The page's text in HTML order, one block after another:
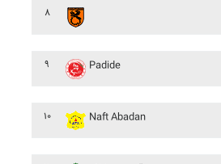
۸
۹ Padide
۱۰ Naft Abadan